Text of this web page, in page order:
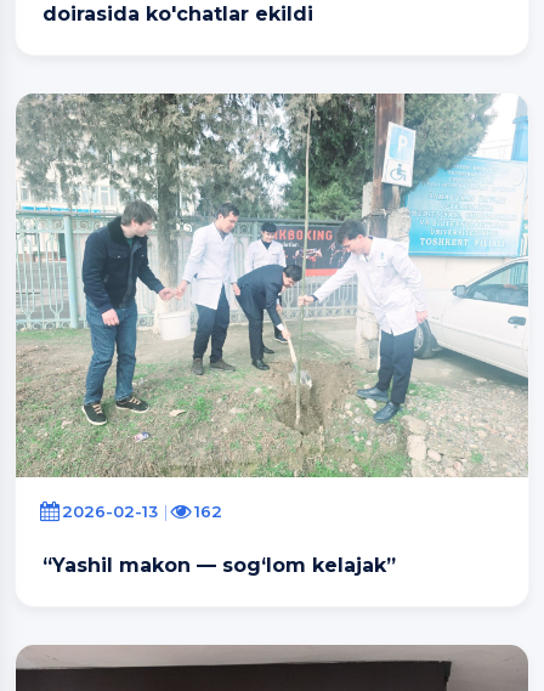
doirasida ko'chatlar ekildi
2026-02-13 162
“Yashil makon — sog‘lom kelajak”